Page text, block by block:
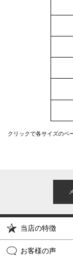
クリックで各サイズのペ
当店の特徴
お客様の声